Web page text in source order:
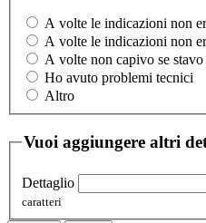
A volte le indicazioni non
A volte le indicazioni non
A volte non capivo se
Ho avuto problemi tecnici
Altro
Vuoi aggiungere altri
Dettaglio
caratteri